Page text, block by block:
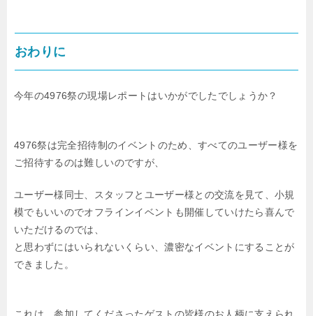
おわりに
今年の4976祭の現場レポートはいかがでしたでしょうか？
4976祭は完全招待制のイベントのため、すべてのユーザー様を
ご招待するのは難しいのですが、
ユーザー様同士、スタッフとユーザー様との交流を見て、小規
模でもいいのでオフラインイベントも開催していけたら喜んで
いただけるのでは、
と思わずにはいられないくらい、濃密なイベントにすることが
できました。
これは、参加してくださったゲストの皆様のお人柄に支えられ